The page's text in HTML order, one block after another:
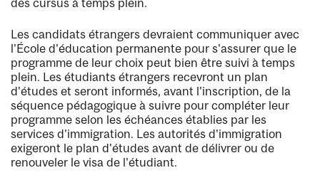
Les candidats étrangers devraient communiquer avec
l'École d'éducation permanente pour s'assurer que le
programme de leur choix peut bien être suivi à temps
plein. Les étudiants étrangers recevront un plan
d'études et seront informés, avant l'inscription, de la
séquence pédagogique à suivre pour compléter leur
programme selon les échéances établies par les
services d'immigration. Les autorités d'immigration
exigeront le plan d'études avant de délivrer ou de
renouveler le visa de l'étudiant.